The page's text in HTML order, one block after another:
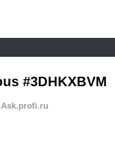
#3DHKXBVM
Ask.profi.ru